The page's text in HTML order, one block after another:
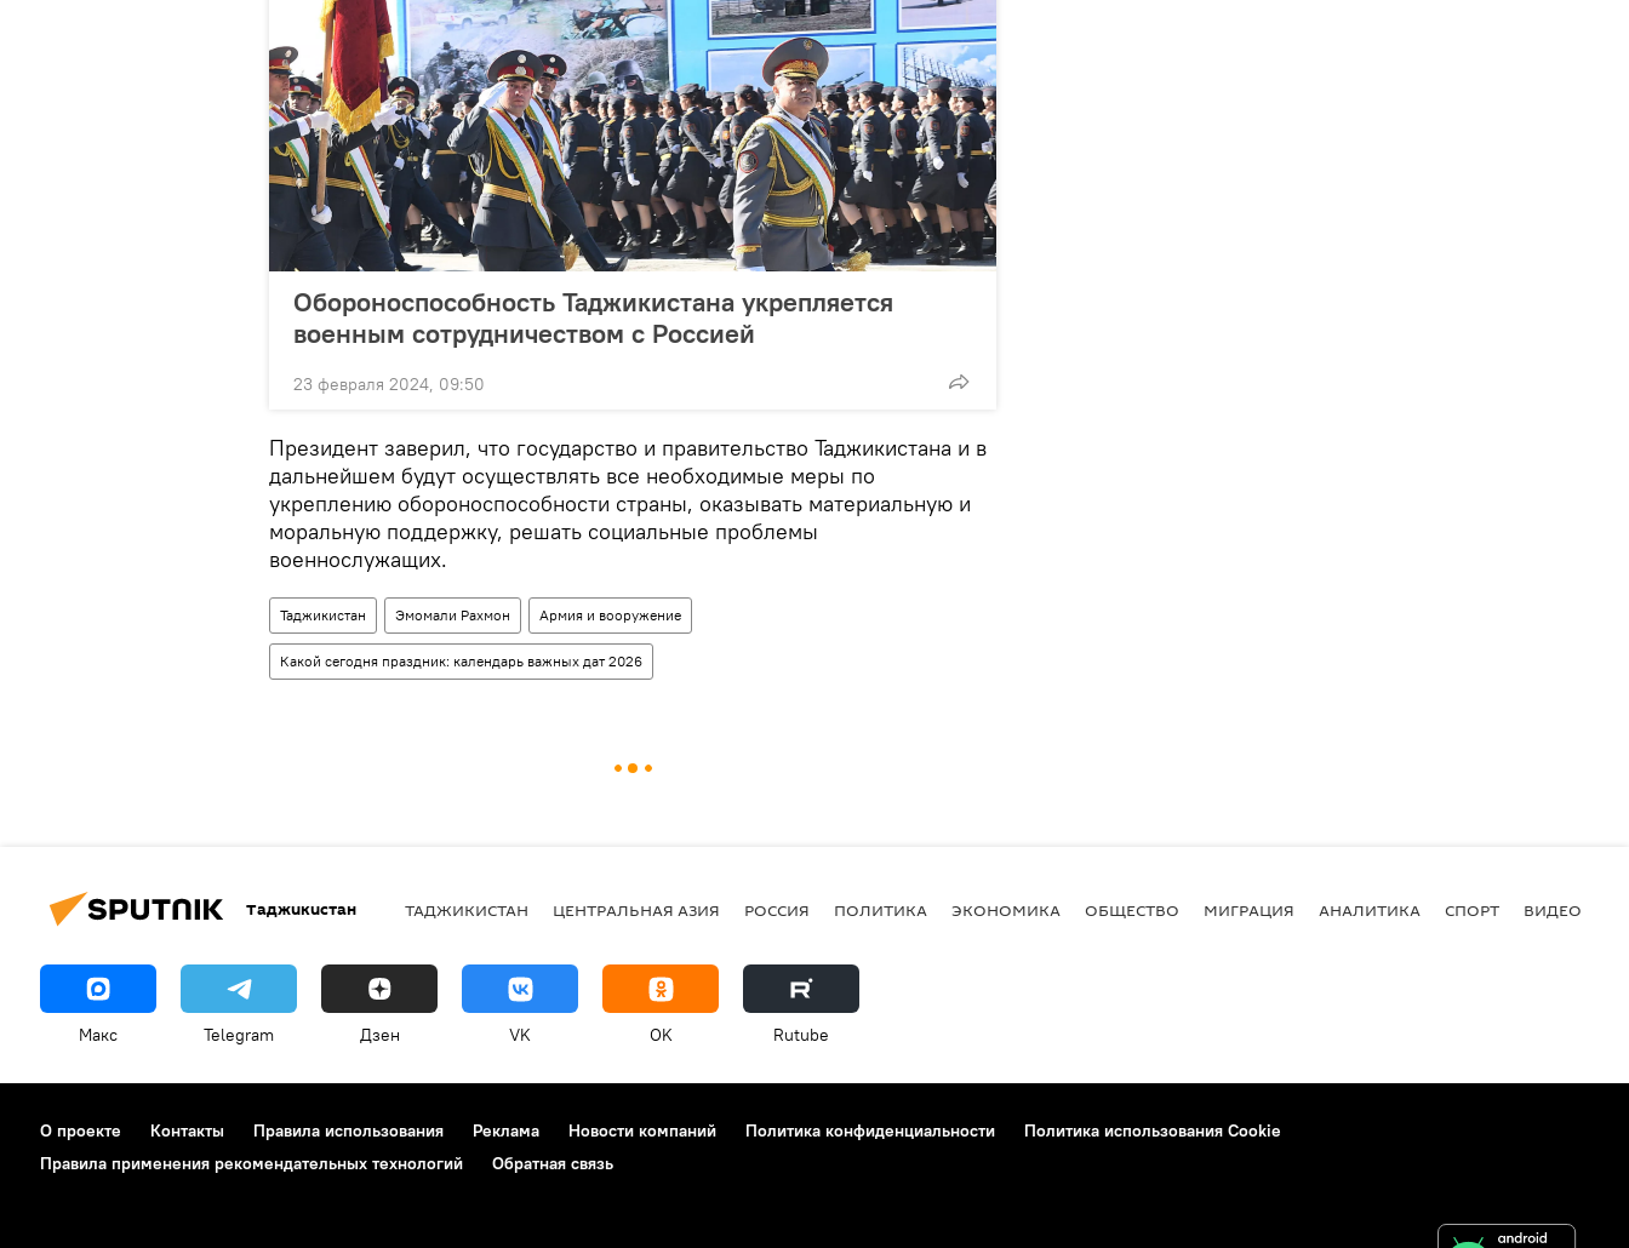
Обороноспособность Таджикистана укрепляется
военным сотрудничеством с Россией
23 февраля 2024, 09:50
Президент заверил, что государство и правительство Таджикистана и в
дальнейшем будут осуществлять все необходимые меры по
укреплению обороноспособности страны, оказывать материальную и
моральную поддержку, решать социальные проблемы
военнослужащих.
Таджикистан Эмомали Рахмон Армия и вооружение
Какой сегодня праздник: календарь важных дат 2026
Таджикистан ТАДЖИКИСТАН ЦЕНТРАЛЬНАЯ АЗИЯ РОССИЯ ПОЛИТИКА ЭКОНОМИКА ОБЩЕСТВО МИГРАЦИЯ АНАЛИТИКА СПОРТ ВИДЕО
Макс Telegram Дзен VK OK Rutube
О проекте Контакты Правила использования Реклама Новости компаний Политика конфиденциальности
Политика использования Cookie
Правила применения рекомендательных технологий
Обратная связь